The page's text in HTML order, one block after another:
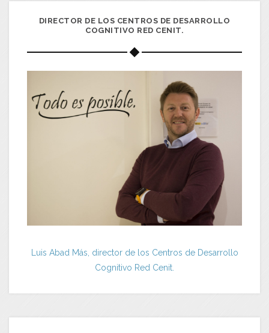
DIRECTOR DE LOS CENTROS DE DESARROLLO
COGNITIVO RED CENIT.
Luis Abad Más, director de los Centros de Desarrollo
Cognitivo Red Cenit.